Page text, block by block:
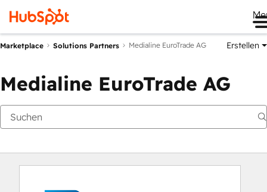
Marketplace Solutions Partners Medialine EuroTrade AG Erstellen
Medialine EuroTrade AG